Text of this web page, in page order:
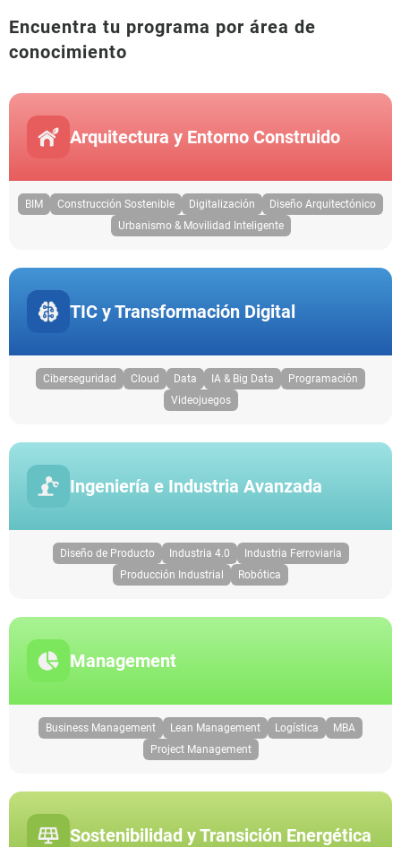
Encuentra tu programa por área de
conocimiento
Arquitectura y Entorno Construido
BIM Construcción Sostenible Digitalización
Diseño Arquitectónico
Urbanismo & Movilidad Inteligente
TIC y Transformación Digital
Ciberseguridad Cloud Data IA & Big Data
Programación
Videojuegos
Ingeniería e Industria Avanzada
Diseño de Producto Industria 4.0
Industria Ferroviaria
Producción Industrial
Robótica
Management
Business Management Lean Management Logística
MBA
Project Management
Sostenibilidad y Transición Energética